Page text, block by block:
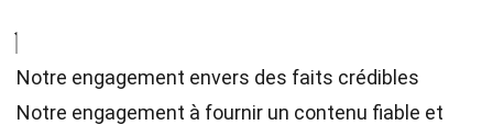
Notre engagement envers des faits crédibles
Notre engagement à fournir un contenu fiable et